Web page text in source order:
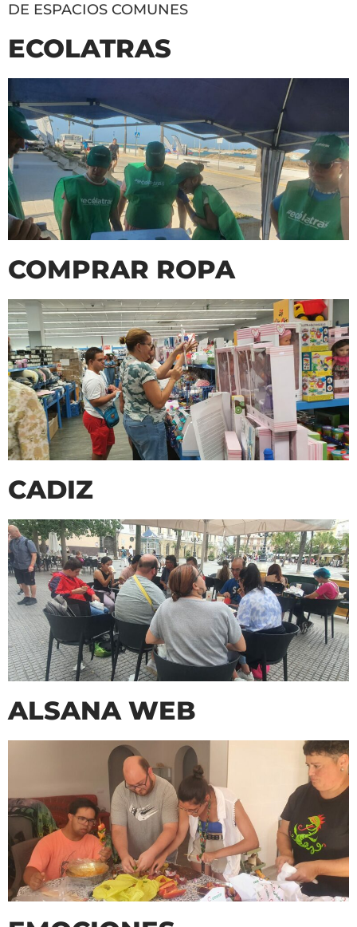
DE ESPACIOS COMUNES
ECOLATRAS
COMPRAR ROPA
CADIZ
ALSANA WEB